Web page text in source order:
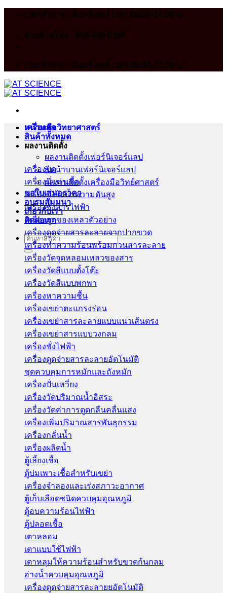
Skip
เวลาทำการ : จันทร์-ศุกร์ เวลา 08:00-17.00 น.
สายด่วนโทร : 086-420-0366
เวลาทำการ : จันทร์-ศุกร์ เวลา 08:00-17.00 น.
หน้าหลัก
สินค้าทั้งหมด
ผลงานติดตั้ง
ผลงานติดตั้งเฟอร์นิเจอร์เเลป
สีหน้าบานเฟอร์นิเจอร์เเลป
ผลงานติดตั้งเครื่องมือวิทย์ศาสตร์
ขอใบเสนอราคา
อบรมสัมมนา
เกี่ยวกับเรา
ติดต่อเรา
Search
for:
เครื่องมือวิทยาศาสตร์
เครื่องบด
เครื่องนึ่งฆ่าเชื้อ
เครื่องนึ่งไอน้ำความดันสูง
เครื่องชั่งสารไฟฟ้า
เครื่องดูดของเหลวตัวอย่าง
เครื่องดูดจ่ายสารละลายจากปากขวด
เครื่องทำความร้อนพร้อมกวนสารละลาย
เครื่องวัดจุดหลอมเหลวของสาร
เครื่องวัดสีแบบตั้งโต๊ะ
เครื่องวัดสีแบบพกพา
เครื่องหาความชื้น
เครื่องเขย่าตะแกรงร่อน
เครื่องเขย่าสารละลายแบบแนวเส้นตรง
เครื่องเขย่าสารแบบวงกลม
เครื่องชั่งไฟฟ้า
เครื่องดูดจ่ายสารละลายอัตโนมัติ
ชุดควบคุมการหมักและถังหมัก
เครื่องปั่นเหวี่ยง
เครื่องวัดปริมาณน้ำอิสระ
เครื่องวัดค่าการดูดกลืนคลื่นแสง
เครื่องเพิ่มปริมาณสารพันธุกรรม
เครื่องกลั่นน้ำ
เครื่องผลิตน้ำ
ตู้เลี้ยงเชื้อ
ตู้บ่มเพาะเชื้อสำหรับเขย่า
เครื่องจำลองและเร่งสภาวะอากาศ
ตู้เก็บเลือดชนิดควบคุมอุณหภูมิ
ตู้อบความร้อนไฟฟ้า
ตู้ปลอดเชื้อ
เตาหลอม
เตาแบบใช้ไฟฟ้า
เตาหลุมให้ความร้อนสำหรับขวดก้นกลม
อ่างน้ำควบคุมอุณหภูมิ
เครื่องดูดจ่ายสารละลายยอัตโนมัติ